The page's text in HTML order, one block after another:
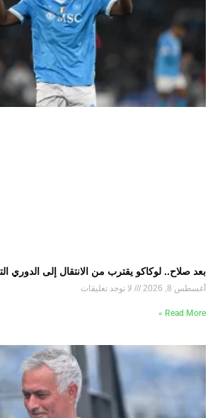
بعد صلاح.. لوكاكو يقترب من الانتقال إلى الدوري
أغسطس 8, 2026 لا توجد تعليقات
Read More »